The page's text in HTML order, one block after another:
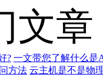
文章
? 一文带您了解什么是
方法 云主机是不是物